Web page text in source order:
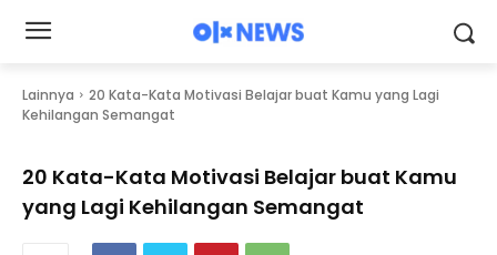
Lainnya
20 Kata-Kata Motivasi Belajar buat Kamu yang Lagi
Kehilangan Semangat
20 Kata-Kata Motivasi Belajar buat Kamu
yang Lagi Kehilangan Semangat